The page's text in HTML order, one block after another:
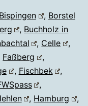
Bispingen , Borstel
, Buchholz in
, Celle
,
Faßberg
,
, Fischbek
,
,
, Hamburg
,